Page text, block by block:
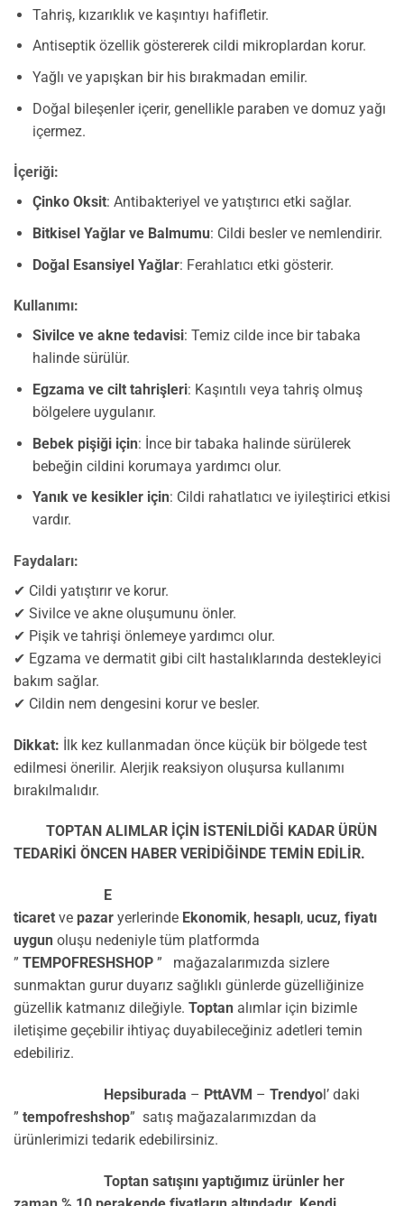
Tahriş, kızarıklık ve kaşıntıyı hafifletir.
Antiseptik özellik göstererek cildi mikroplardan korur.
Yağlı ve yapışkan bir his bırakmadan emilir.
Doğal bileşenler içerir, genellikle paraben ve domuz yağı
içermez.
İçeriği:
Çinko Oksit: Antibakteriyel ve yatıştırıcı etki sağlar.
Bitkisel Yağlar ve Balmumu: Cildi besler ve nemlendirir.
Doğal Esansiyel Yağlar: Ferahlatıcı etki gösterir.
Kullanımı:
Sivilce ve akne tedavisi: Temiz cilde ince bir tabaka
halinde sürülür.
Egzama ve cilt tahrişleri: Kaşıntılı veya tahriş olmuş
bölgelere uygulanır.
Bebek pişiği için: İnce bir tabaka halinde sürülerek
bebeğin cildini korumaya yardımcı olur.
Yanık ve kesikler için: Cildi rahatlatıcı ve iyileştirici etkisi
vardır.
Faydaları:
✔ Cildi yatıştırır ve korur.
✔ Sivilce ve akne oluşumunu önler.
✔ Pişik ve tahrişi önlemeye yardımcı olur.
✔ Egzama ve dermatit gibi cilt hastalıklarında destekleyici
bakım sağlar.
✔ Cildin nem dengesini korur ve besler.
Dikkat: İlk kez kullanmadan önce küçük bir bölgede test
edilmesi önerilir. Alerjik reaksiyon oluşursa kullanımı
bırakılmalıdır.
TOPTAN ALIMLAR İÇİN İSTENİLDİĞİ KADAR ÜRÜN
TEDARİKİ ÖNCEN HABER VERİDİĞİNDE TEMİN EDİLİR.
E
ticaret ve pazar yerlerinde Ekonomik, hesaplı, ucuz, fiyatı
uygun oluşu nedeniyle tüm platformda
” TEMPOFRESHSHOP ” mağazalarımızda sizlere
sunmaktan gurur duyarız sağlıklı günlerde güzelliğinize
güzellik katmanız dileğiyle. Toptan alımlar için bizimle
iletişime geçebilir ihtiyaç duyabileceğiniz adetleri temin
edebiliriz.
Hepsiburada – PttAVM – Trendyol’ daki
” tempofreshshop” satış mağazalarımızdan da
ürünlerimizi tedarik edebilirsiniz.
Toptan satışını yaptığımız ürünler her